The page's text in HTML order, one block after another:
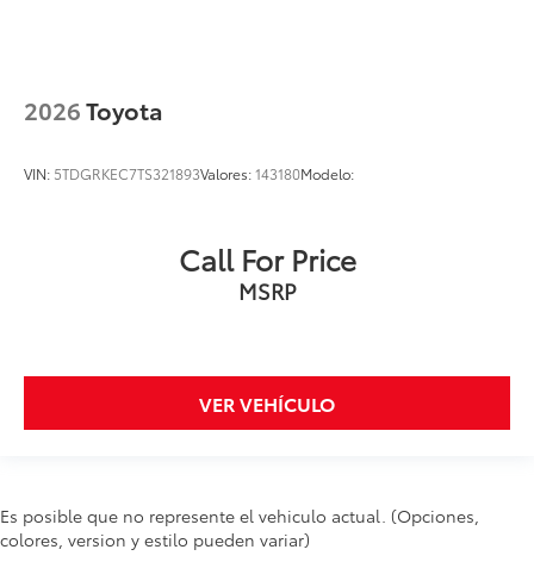
2026Toyota
VIN: 5TDGRKEC7TS321893Valores:143180Modelo:
Call For Price
MSRP
VER VEHÍCULO
Es posible que no represente el vehiculo actual. (Opciones,
colores, version y estilo pueden variar)